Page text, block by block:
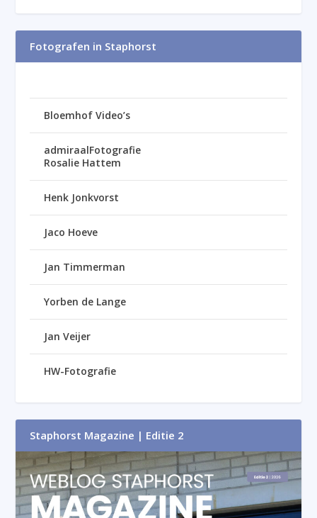
Fotografen in Staphorst
Bloemhof Video’s
admiraalFotografie
Rosalie Hattem
Henk Jonkvorst
Jaco Hoeve
Jan Timmerman
Yorben de Lange
Jan Veijer
HW-Fotografie
Staphorst Magazine | Editie 2